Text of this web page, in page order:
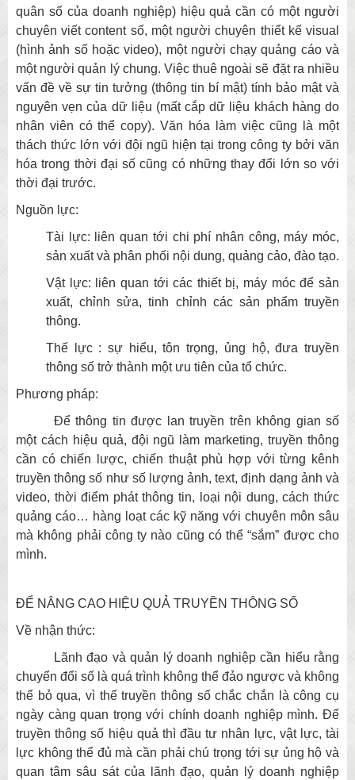
quân số của doanh nghiệp) hiệu quả cần có một người
chuyên viết content số, một người chuyên thiểt kế visual
(hình ảnh số hoặc video), một người chạy quảng cáo và
một người quản lý chung. Việc thuê ngoài sẽ đặt ra nhiều
vấn đề về sự tin tưởng (thông tin bí mật) tính bảo mật và
nguyên vẹn của dữ liệu (mất cắp dữ liệu khách hàng do
nhân viên có thể copy). Văn hóa làm việc cũng là một
thách thức lớn với đội ngũ hiện tại trong công ty bởi văn
hóa trong thời đại số cũng có những thay đổi lớn so với
thời đại trước.
Nguồn lực:
Tài lực: liên quan tới chi phí nhân công, máy móc,
sản xuất và phân phối nội dung, quảng cảo, đào tạo.
Vật lực: liên quan tới các thiết bị, máy móc để sản
xuất, chỉnh sửa, tinh chỉnh các sản phẩm truyền
thông.
Thế lực : sự hiểu, tôn trọng, ủng hộ, đưa truyền
thông số trở thành một ưu tiên của tổ chức.
Phương pháp:
Để thông tin được lan truyền trên không gian số
một cách hiệu quả, đội ngũ làm marketing, truyền thông
cần có chiến lược, chiến thuật phù hợp với từng kênh
truyền thông số như số lượng ảnh, text, định dạng ảnh và
video, thời điểm phát thông tin, loại nội dung, cách thức
quảng cáo… hàng loạt các kỹ năng với chuyên môn sâu
mà không phải công ty nào cũng có thể “sắm” được cho
mình.
ĐỂ NÂNG CAO HIỆU QUẢ TRUYỀN THÔNG SỐ
Về nhận thức:
Lãnh đạo và quản lý doanh nghiệp cần hiểu rằng
chuyển đổi số là quá trình không thể đảo ngược và không
thể bỏ qua, vì thế truyền thông số chắc chắn là công cụ
ngày càng quan trọng với chính doanh nghiệp mình. Để
truyền thông số hiệu quả thì đầu tư nhân lực, vật lực, tài
lực không thể đủ mà cần phải chú trọng tới sự ủng hộ và
quan tâm sâu sát của lãnh đạo, quản lý doanh nghiệp